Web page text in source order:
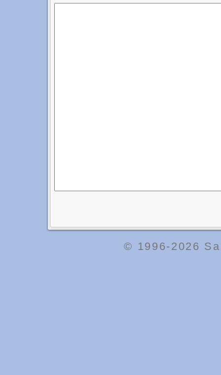
© 1996-2026